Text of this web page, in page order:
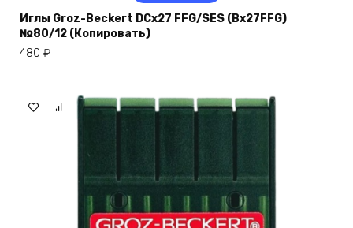
Иглы Groz-Beckert DCx27 FFG/SES (Bx27FFG)
№80/12 (Копировать)
480 ₽